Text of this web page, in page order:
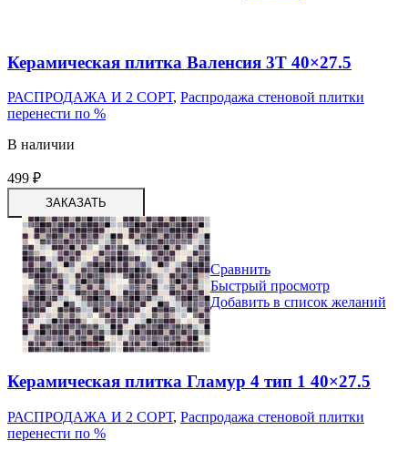
Керамическая плитка Валенсия 3Т 40×27.5
РАСПРОДАЖА И 2 СОРТ, Распродажа стеновой плитки
перенести по %
В наличии
499 ₽
ЗАКАЗАТЬ
Сравнить
Быстрый просмотр
Добавить в список желаний
Керамическая плитка Гламур 4 тип 1 40×27.5
РАСПРОДАЖА И 2 СОРТ, Распродажа стеновой плитки
перенести по %